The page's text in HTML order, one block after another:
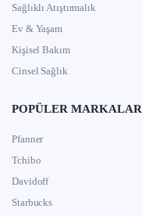
Sağlıklı Atıştırmalık
Ev & Yaşam
Kişisel Bakım
Cinsel Sağlık
POPÜLER MARKALAR
Pfanner
Tchibo
Davidoff
Starbucks